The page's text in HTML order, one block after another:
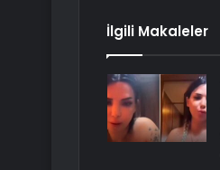
İlgili Makaleler